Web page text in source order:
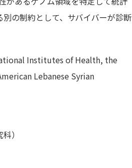
の制約として、サバイバーが診断
Institutes of Health, the
Lebanese Syrian
）